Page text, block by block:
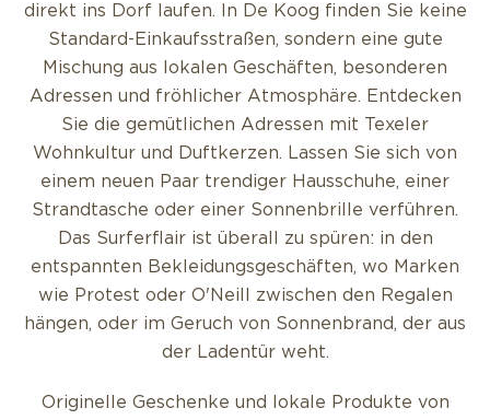
direkt ins Dorf laufen. In De Koog finden Sie keine
Standard-Einkaufsstraßen, sondern eine gute
Mischung aus lokalen Geschäften, besonderen
Adressen und fröhlicher Atmosphäre. Entdecken
Sie die gemütlichen Adressen mit Texeler
Wohnkultur und Duftkerzen. Lassen Sie sich von
einem neuen Paar trendiger Hausschuhe, einer
Strandtasche oder einer Sonnenbrille verführen.
Das Surferflair ist überall zu spüren: in den
entspannten Bekleidungsgeschäften, wo Marken
wie Protest oder O'Neill zwischen den Regalen
hängen, oder im Geruch von Sonnenbrand, der aus
der Ladentür weht.
Originelle Geschenke und lokale Produkte von